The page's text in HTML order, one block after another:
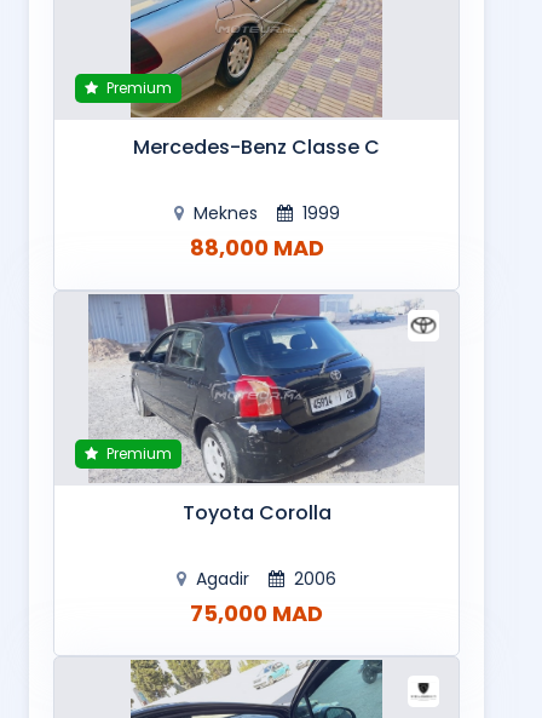
Premium
Mercedes-Benz Classe C
Meknes 1999
88,000 MAD
Premium
Toyota Corolla
Agadir 2006
75,000 MAD